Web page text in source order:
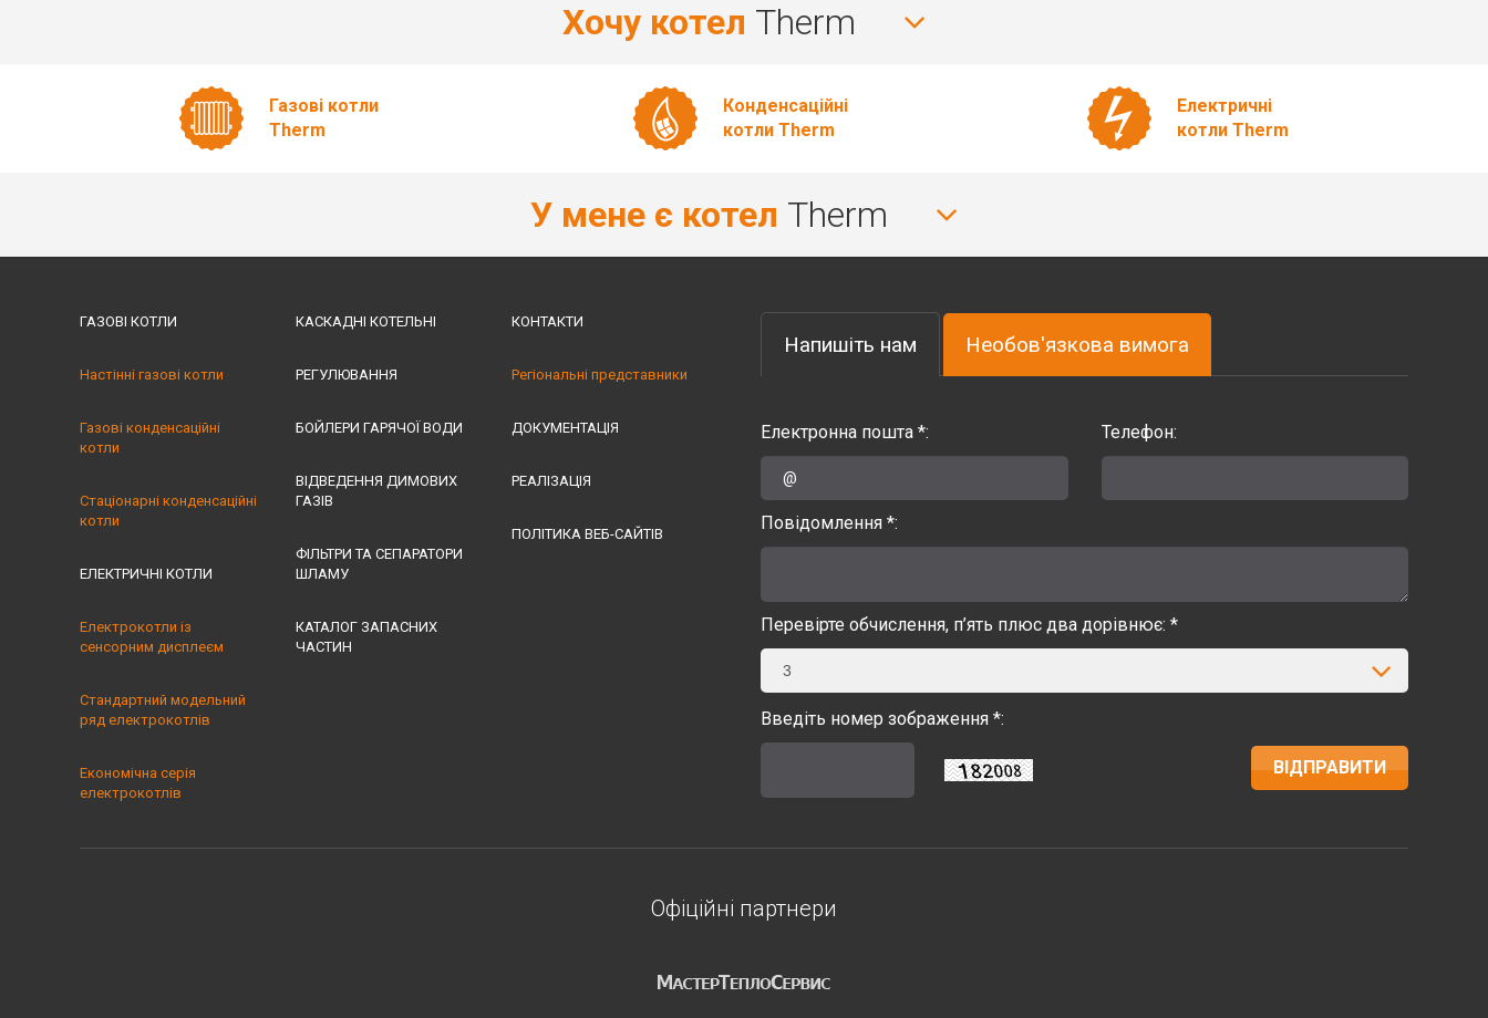
Хочу котел Therm
Газові котли
Therm
Конденсаційні
котли Therm
Електричні
котли Therm
У мене є котел Therm
ГАЗОВІ КОТЛИ
Настінні газові котли
Газові конденсаційні
котли
Стаціонарні конденсаційні
котли
ЕЛЕКТРИЧНІ КОТЛИ
Електрокотли із
сенсорним дисплеєм
Стандартний модельний
ряд електрокотлів
Економічна серія
електрокотлів
КАСКАДНІ КОТЕЛЬНІ
РЕГУЛЮВАННЯ
БОЙЛЕРИ ГАРЯЧОЇ ВОДИ
ВІДВЕДЕННЯ ДИМОВИХ
ГАЗІВ
ФІЛЬТРИ ТА СЕПАРАТОРИ
ШЛАМУ
КАТАЛОГ ЗАПАСНИХ
ЧАСТИН
КОНТАКТИ
Регіональні представники
ДОКУМЕНТАЦІЯ
РЕАЛІЗАЦІЯ
ПОЛІТИКА ВЕБ-САЙТІВ
Напишіть нам Необов'язкова вимога
Електронна пошта *: Телефон:
Повідомлення *:
Перевірте обчислення, п’ять плюс два дорівнює: *
3
Введіть номер зображення *:
Офіційні партнери